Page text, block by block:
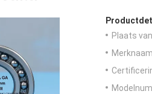
Plaats